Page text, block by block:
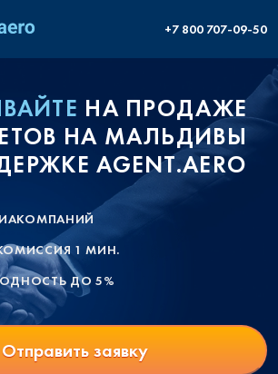
+7 800 707-09-50
НА ПРОДАЖЕ
НА МАЛЬДИВЫ
AGENT.AERO
1 МИН.
ДО 5%
Отправить заявку